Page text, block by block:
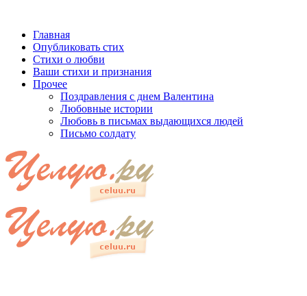
Главная
Опубликовать стих
Стихи о любви
Ваши стихи и признания
Прочее
Поздравления с днем Валентина
Любовные истории
Любовь в письмах выдающихся людей
Письмо солдату